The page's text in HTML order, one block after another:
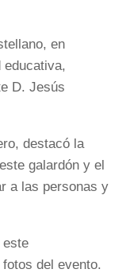
en
educativa,
D. Jesús
destacó la
galardón y el
a las personas y
este
del evento.